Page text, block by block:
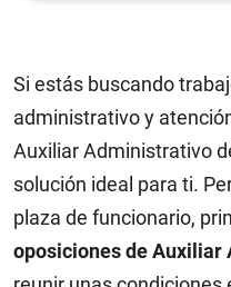
Si estás buscando
administrativo y
Auxiliar Administrativo
solución ideal para ti.
plaza de funcionario,
oposiciones de